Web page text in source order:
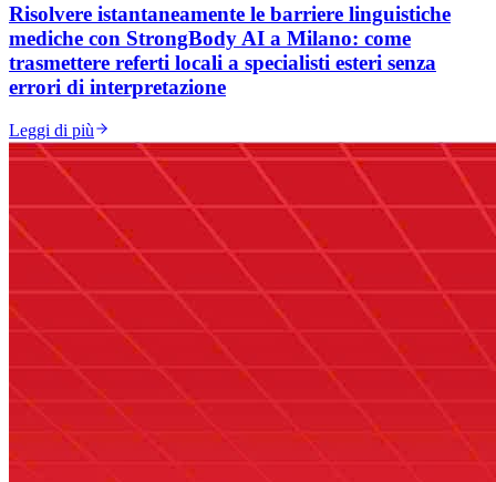
Risolvere istantaneamente le barriere linguistiche
mediche con StrongBody AI a Milano: come
trasmettere referti locali a specialisti esteri senza
errori di interpretazione
Leggi di più